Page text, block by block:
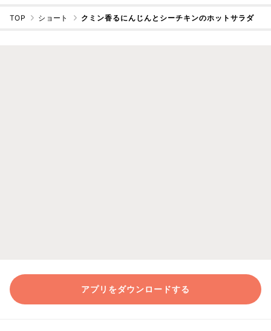
TOP ショート クミン香るにんじんとシーチキンのホットサラダ
アプリをダウンロードする